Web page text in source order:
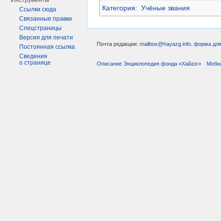
Категория: Учёные звания
Ссылки сюда
Связанные правки
Спецстраницы
Версия для печати
Постоянная ссылка
Сведения
о странице
Почта редакции: mailbox@hayazg.info. форма
Описание Энциклопедия фонда «Хайазг»